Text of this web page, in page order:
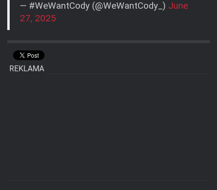
— #WeWantCody (@WeWantCody_) June
27, 2025
REKLAMA